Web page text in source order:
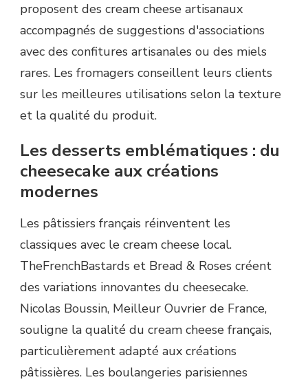
proposent des cream cheese artisanaux
accompagnés de suggestions d'associations
avec des confitures artisanales ou des miels
rares. Les fromagers conseillent leurs clients
sur les meilleures utilisations selon la texture
et la qualité du produit.
Les desserts emblématiques : du
cheesecake aux créations
modernes
Les pâtissiers français réinventent les
classiques avec le cream cheese local.
TheFrenchBastards et Bread & Roses créent
des variations innovantes du cheesecake.
Nicolas Boussin, Meilleur Ouvrier de France,
souligne la qualité du cream cheese français,
particulièrement adapté aux créations
pâtissières. Les boulangeries parisiennes